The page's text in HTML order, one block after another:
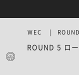
ROUND 5 ロ
WEC | ROUND